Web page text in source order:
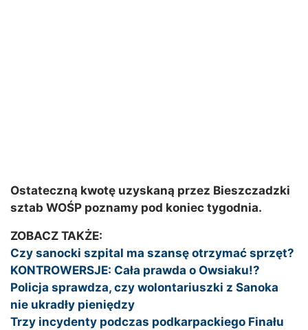
Ostateczną kwotę uzyskaną przez Bieszczadzki
sztab WOŚP poznamy pod koniec tygodnia.
ZOBACZ TAKŻE:
Czy sanocki szpital ma szansę otrzymać sprzęt?
KONTROWERSJE: Cała prawda o Owsiaku!?
Policja sprawdza, czy wolontariuszki z Sanoka
nie ukradły pieniędzy
Trzy incydenty podczas podkarpackiego Finału